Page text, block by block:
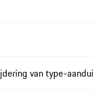
van type-